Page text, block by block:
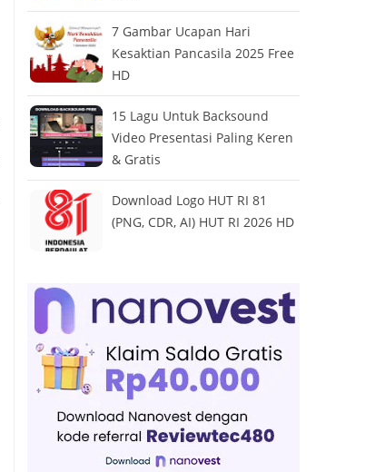
7 Gambar Ucapan Hari
Kesaktian Pancasila 2025 Free
HD
15 Lagu Untuk Backsound
Video Presentasi Paling Keren
& Gratis
Download Logo HUT RI 81
(PNG, CDR, AI) HUT RI 2026 HD